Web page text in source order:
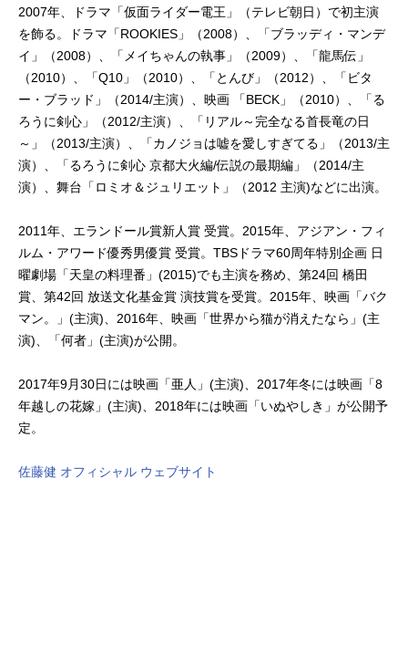
2007年、ドラマ「仮面ライダー電王」（テレビ朝日）で初主演
を飾る。ドラマ「ROOKIES」（2008）、「ブラッディ・マンデ
イ」（2008）、「メイちゃんの執事」（2009）、「龍馬伝」
（2010）、「Q10」（2010）、「とんび」（2012）、「ビタ
ー・ブラッド」（2014/主演）、映画 「BECK」（2010）、「る
ろうに剣心」（2012/主演）、「リアル～完全なる首長竜の日
～」（2013/主演）、「カノジョは嘘を愛しすぎてる」（2013/主
演）、「るろうに剣心 京都大火編/伝説の最期編」（2014/主
演）、舞台「ロミオ＆ジュリエット」（2012 主演)などに出演。
2011年、エランドール賞新人賞 受賞。2015年、アジアン・フィ
ルム・アワード優秀男優賞 受賞。TBSドラマ60周年特別企画 日
曜劇場「天皇の料理番」(2015)でも主演を務め、第24回 橋田
賞、第42回 放送文化基金賞 演技賞を受賞。2015年、映画「バク
マン。」(主演)、2016年、映画「世界から猫が消えたなら」(主
演)、「何者」(主演)が公開。
2017年9月30日には映画「亜人」(主演)、2017年冬には映画「8
年越しの花嫁」(主演)、2018年には映画「いぬやしき」が公開予
定。
佐藤健 オフィシャル ウェブサイト